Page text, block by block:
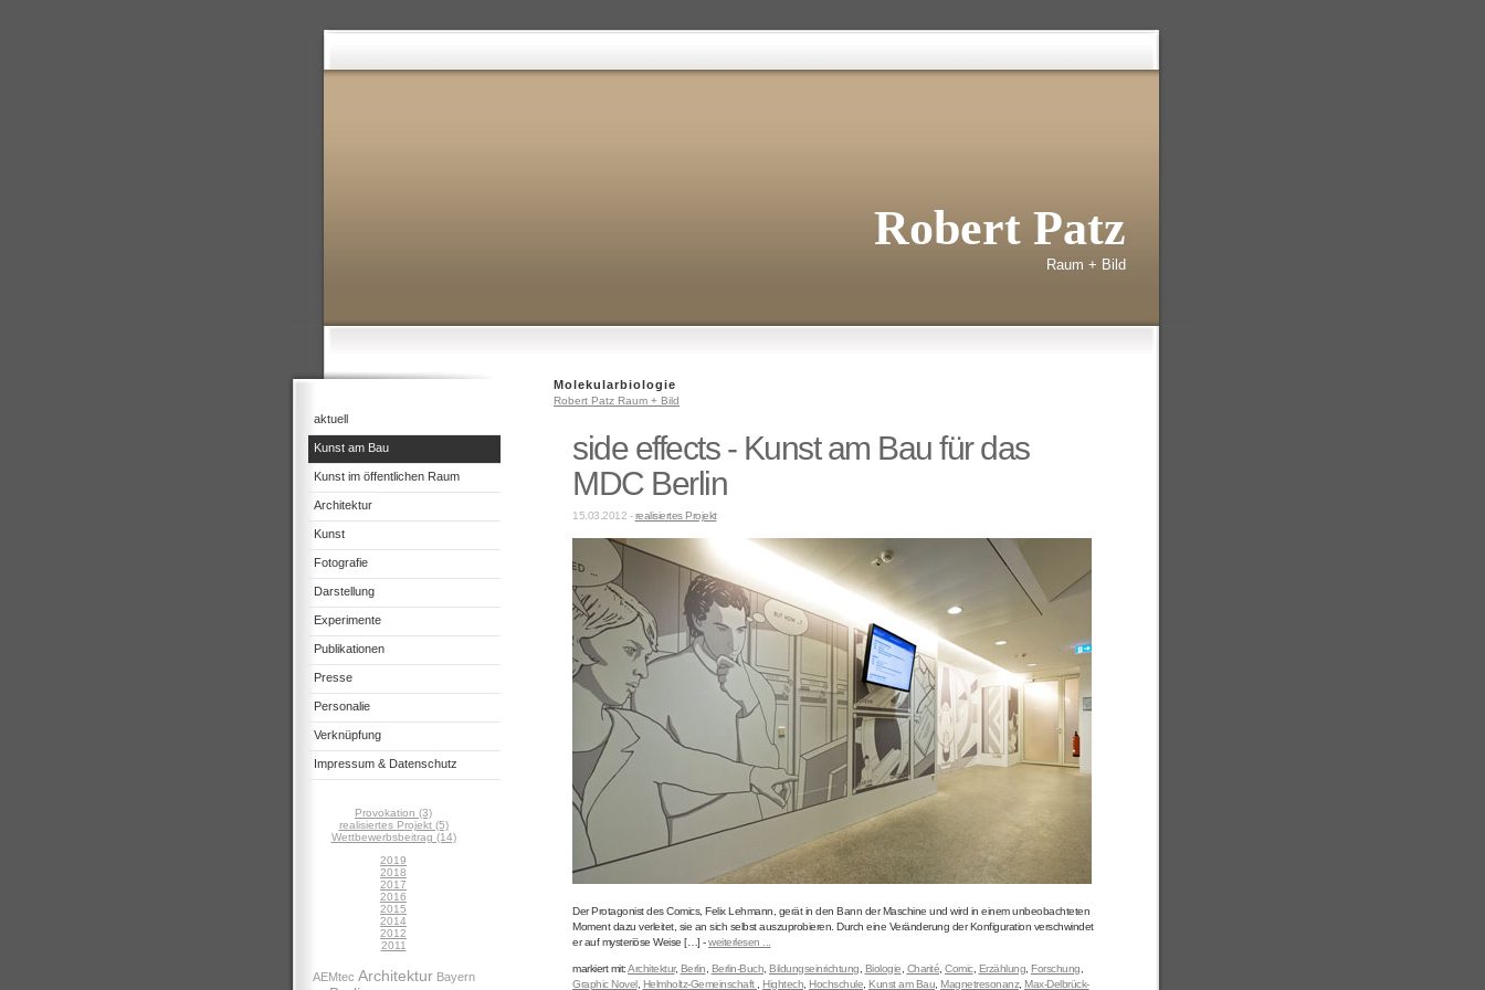
Robert Patz
Raum + Bild
aktuell
Kunst am Bau
Kunst im öffentlichen Raum
Architektur
Kunst
Fotografie
Darstellung
Experimente
Publikationen
Presse
Personalie
Verknüpfung
Impressum & Datenschutz
Provokation (3)
realisiertes Projekt (5)
Wettbewerbsbeitrag (14)
2019
2018
2017
2016
2015
2014
2012
2011
AEMtec Architektur Bayern
Molekularbiologie
Robert Patz Raum + Bild
side effects - Kunst am Bau für das
MDC Berlin
15.03.2012 -realisiertes Projekt
Der Protagonist des Comics, Felix Lehmann, gerät in den Bann der Maschine und wird in einem unbeobachteten
Moment dazu verleitet, sie an sich selbst auszuprobieren. Durch eine Veränderung der Konfiguration verschwindet
er auf mysteriöse Weise […] -weiterlesen ...
markiert mit:Architektur, Berlin Berlin-Buch Bildungseinrichtung Biologie Charité Comic, Erzählung Forschung
Graphic Novel, Helmholtz-Gemeinschaft Hightech Hochschule Kunst am Bau Magnetresonanz, Max-Delbrück-